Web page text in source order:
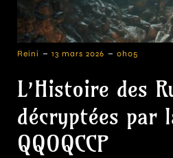
Reini - 13 mars 2026 - 0h05
L’Histoire des
décryptées par
QQOQCCP